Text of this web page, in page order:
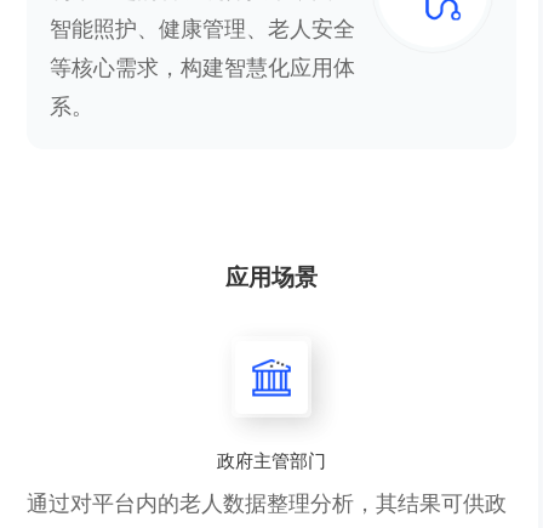
智能照护、健康管理、老人安全
等核心需求，构建智慧化应用体
系。
应用场景
政府主管部门
通过对平台内的老人数据整理分析，其结果可供政